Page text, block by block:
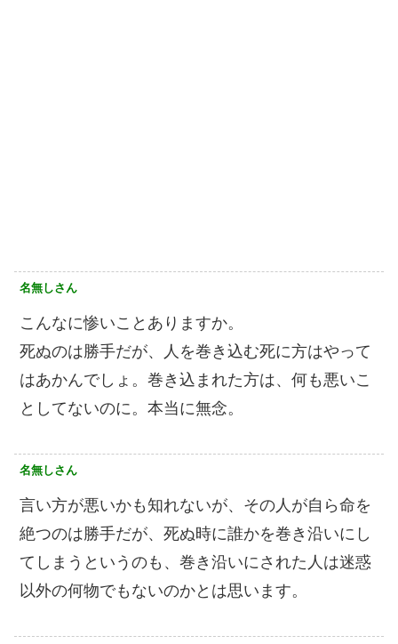
名無しさん
こんなに惨いことありますか。
死ぬのは勝手だが、人を巻き込む死に方はやって
はあかんでしょ。巻き込まれた方は、何も悪いこ
としてないのに。本当に無念。
名無しさん
言い方が悪いかも知れないが、その人が自ら命を
絶つのは勝手だが、死ぬ時に誰かを巻き沿いにし
てしまうというのも、巻き沿いにされた人は迷惑
以外の何物でもないのかとは思います。